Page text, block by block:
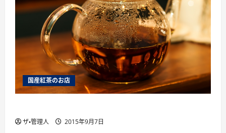
国産紅茶のお店
ザ・管理人 2015年9月7日